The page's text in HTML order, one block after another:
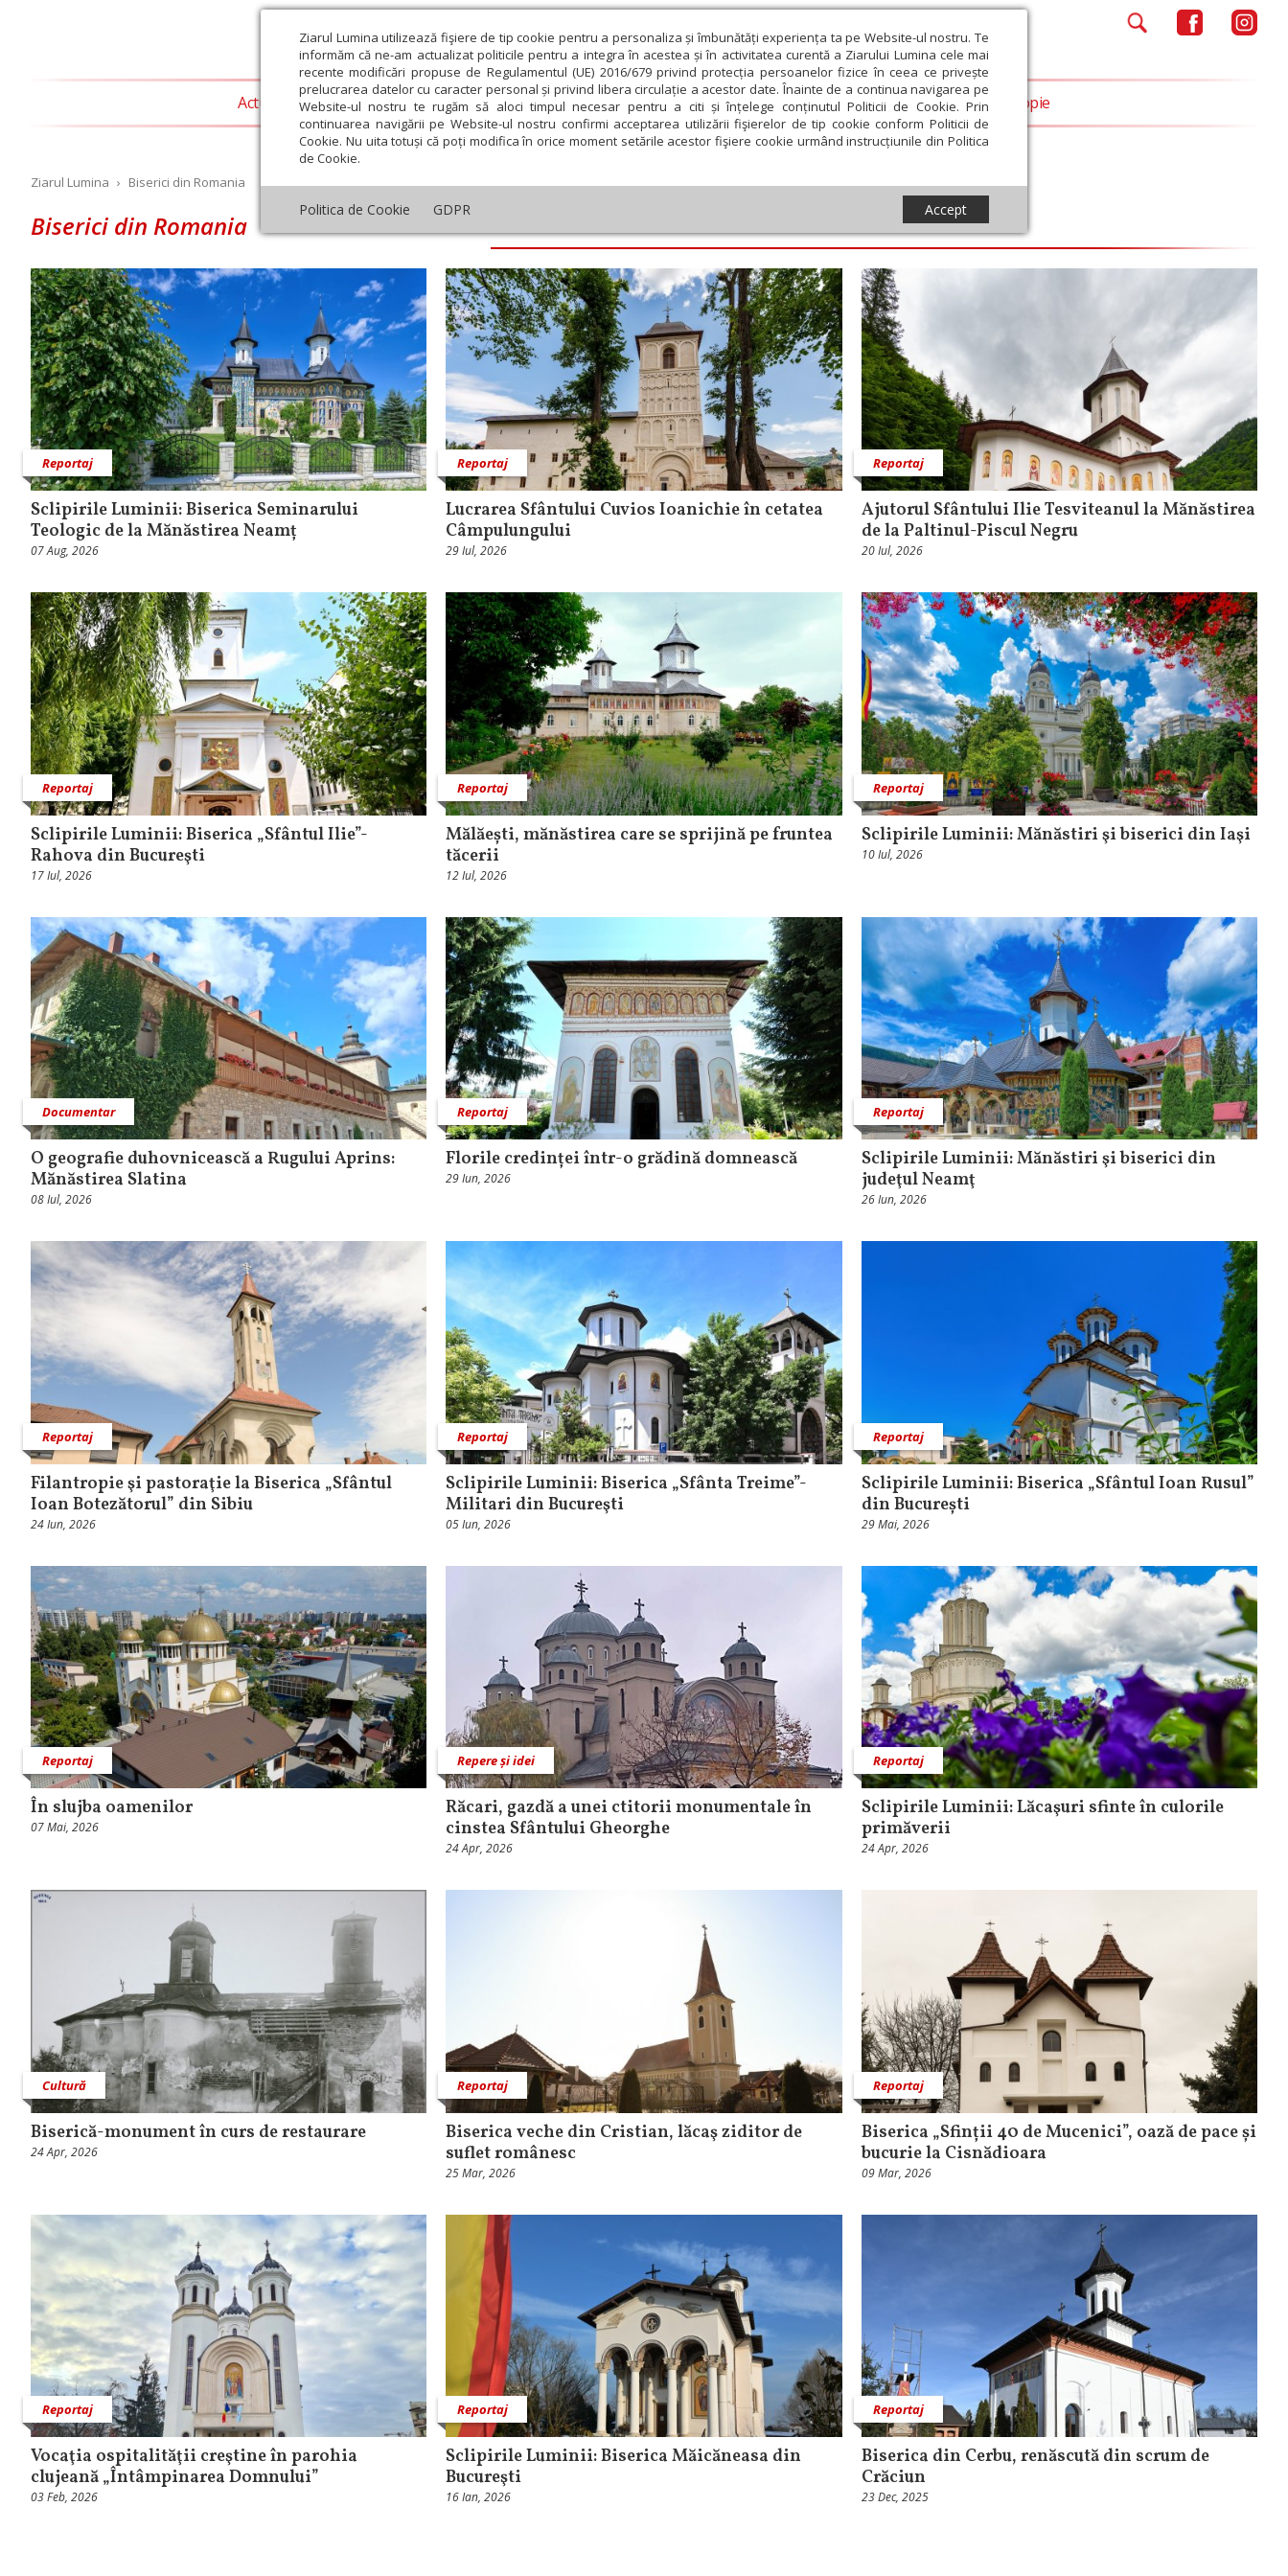
Ziarul Lumina utilizează fişiere de tip cookie pentru a personaliza și îmbunătăți experiența ta pe Website-ul nostru. Te
informăm că ne-am actualizat politicile pentru a integra în acestea și în activitatea curentă a Ziarului Lumina cele mai
recente modificări propuse de Regulamentul (UE) 2016/679 privind protecția persoanelor fizice în ceea ce privește
prelucrarea datelor cu caracter personal și privind libera circulație a acestor date. Înainte de a continua navigarea pe
Website-ul nostru te rugăm să aloci timpul necesar pentru a citi și înțelege conținutul Politicii de Cookie. Prin
continuarea navigării pe Website-ul nostru confirmi acceptarea utilizării fişierelor de tip cookie conform Politicii de
Cookie. Nu uita totuși că poți modifica în orice moment setările acestor fişiere cookie urmând instrucțiunile din Politica
de Cookie.
Politica de Cookie GDPR Accept
Actualitate religioasă Teologie și spiritualitate Educaţie și Cultură Societate Opinii Filantropie
Ziarul Lumina › Biserici din Romania
Biserici din Romania
Reportaj
Sclipirile Luminii: Biserica Seminarului
Teologic de la Mănăstirea Neamț
07 Aug, 2026
Reportaj
Lucrarea Sfântului Cuvios Ioanichie în cetatea
Câmpulungului
29 Iul, 2026
Reportaj
Ajutorul Sfântului Ilie Tesviteanul la Mănăstirea
de la Paltinul-Piscul Negru
20 Iul, 2026
Reportaj
Sclipirile Luminii: Biserica „Sfântul Ilie”-
Rahova din Bucureşti
17 Iul, 2026
Reportaj
Mălăești, mănăstirea care se sprijină pe fruntea
tăcerii
12 Iul, 2026
Reportaj
Sclipirile Luminii: Mănăstiri şi biserici din Iaşi
10 Iul, 2026
Documentar
O geografie duhovnicească a Rugului Aprins:
Mănăstirea Slatina
08 Iul, 2026
Reportaj
Florile credinței într-o grădină domnească
29 Iun, 2026
Reportaj
Sclipirile Luminii: Mănăstiri şi biserici din
judeţul Neamţ
26 Iun, 2026
Reportaj
Filantropie şi pastoraţie la Biserica „Sfântul
Ioan Botezătorul” din Sibiu
24 Iun, 2026
Reportaj
Sclipirile Luminii: Biserica „Sfânta Treime”-
Militari din Bucureşti
05 Iun, 2026
Reportaj
Sclipirile Luminii: Biserica „Sfântul Ioan Rusul”
din București
29 Mai, 2026
Reportaj
În slujba oamenilor
07 Mai, 2026
Repere și idei
Răcari, gazdă a unei ctitorii monumentale în
cinstea Sfântului Gheorghe
24 Apr, 2026
Reportaj
Sclipirile Luminii: Lăcaşuri sfinte în culorile
primăverii
24 Apr, 2026
Cultură
Biserică-monument în curs de restaurare
24 Apr, 2026
Reportaj
Biserica veche din Cristian, lăcaş ziditor de
suflet românesc
25 Mar, 2026
Reportaj
Biserica „Sfinții 40 de Mucenici”, oază de pace și
bucurie la Cisnădioara
09 Mar, 2026
Reportaj
Vocaţia ospitalităţii creştine în parohia
clujeană „Întâmpinarea Domnului”
03 Feb, 2026
Reportaj
Sclipirile Luminii: Biserica Măicăneasa din
Bucureşti
16 Ian, 2026
Reportaj
Biserica din Cerbu, renăscută din scrum de
Crăciun
23 Dec, 2025